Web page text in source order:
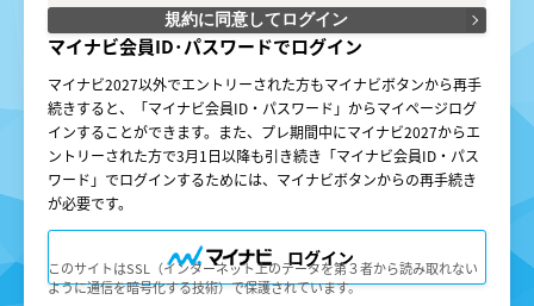
を受けることができます。
（３）会員は、入会の時点で本規約を承諾しなければなりませ
ん。会員が「会員サービス」を利用したときは、この会員規約
○第３条（会員ＩＤ番号とパスワード）
（１）会員は、会員ＩＤ番号を付与され、パスワードを登録す
るものとします。ただし、第５条に抵触すると当社が判断した
場合は、会員ＩＤ番号を付与されないことがあります。
（２）会員は、会員ＩＤ番号及びパスワードを第三者に譲渡も
しくは貸与してはなりません。
（３）会員の会員ＩＤ番号及びパスワードの管理および使用は
会員の責任とし、これらの使用上の過誤または第三者による不
正使用等については、当社は一切の責任を負わないものとしま
す。
規約に同意してログイン
マイナビ会員ID･パスワードでログイン
マイナビ2027以外でエントリーされた方もマイナビボタンから再手
続きすると、「マイナビ会員ID・パスワード」からマイページログ
インすることができます。また、プレ期間中にマイナビ2027からエ
ントリーされた方で3月1日以降も引き続き「マイナビ会員ID・パス
ワード」でログインするためには、マイナビボタンからの再手続き
が必要です。
ログイン
このサイトはSSL（インターネット上のデータを第３者から読み取れない
ように通信を暗号化する技術）で保護されています。